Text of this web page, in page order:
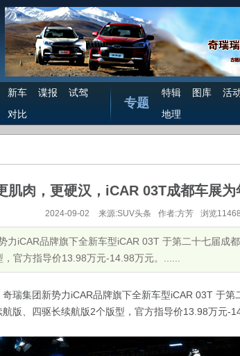
新车 谍报
试驾
对比
专题
特辑 图库
活
地理
肌肉，更硬汉，iCAR 03T成都车展为
2024-09-02 来源:SUV头条 作者:方芳 浏览
力iCAR品牌旗下全新车型iCAR 03T 于第二十七届成
官方指导价13.98万元-14.98万元。......
瑞集团新势力iCAR品牌旗下全新车型iCAR 03T 于第
版、四驱长续航版2个版型，官方指导价13.98万元-